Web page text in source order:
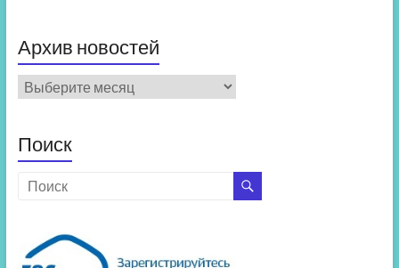
Архив новостей
Архив
новостей
Поиск